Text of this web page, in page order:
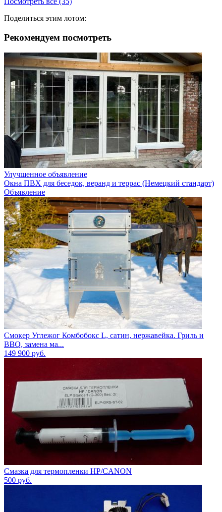
Поделиться этим лотом:
Рекомендуем посмотреть
Улучшенное объявление
Окна ПВХ для беседок, веранд и террас (Немецкий стандарт)
Объявление
Смокер Углежог Комбобокс L, сатин, нержавейка. Гриль и
BBQ, замена ма...
149 900 руб.
Смазка для термопленки HP/CANON
500 руб.